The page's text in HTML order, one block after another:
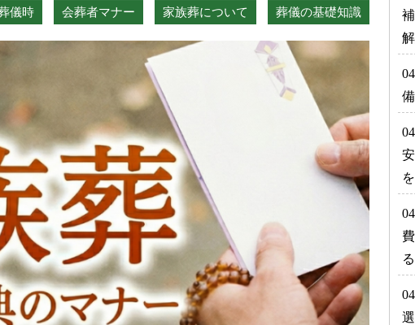
儀時 会葬者マナー 家族葬について 葬儀の基礎知識